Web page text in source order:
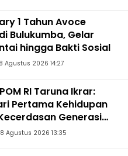
1 Tahun Avoce
Bulukumba, Gelar
hingga Bakti Sosial
Agustus 2026 14:27
RI Taruna Ikrar:
Pertama Kehidupan
Generasi
Agustus 2026 13:35